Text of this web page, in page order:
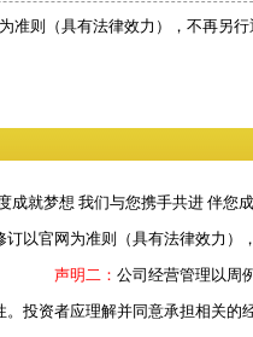
准则（具有法律效力），不再另
成就梦想 我们与您携手共进 伴您
订以官网为准则（具有法律效力
声明二： 公司经营管理以周
投资者应理解并同意承担相关